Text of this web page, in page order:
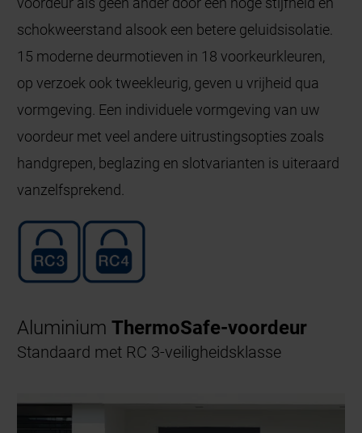
schokweerstand alsook een betere geluidsisolatie.
15 moderne deurmotieven in 18 voorkeurkleuren,
op verzoek ook tweekleurig, geven u vrijheid qua
vormgeving. Een individuele vormgeving van uw
voordeur met veel andere uitrustingsopties zoals
handgrepen, beglazing en slotvarianten is uiteraard
vanzelfsprekend.
AluminiumThermoSafe-voordeur
Standaard met RC 3-veiligheidsklasse